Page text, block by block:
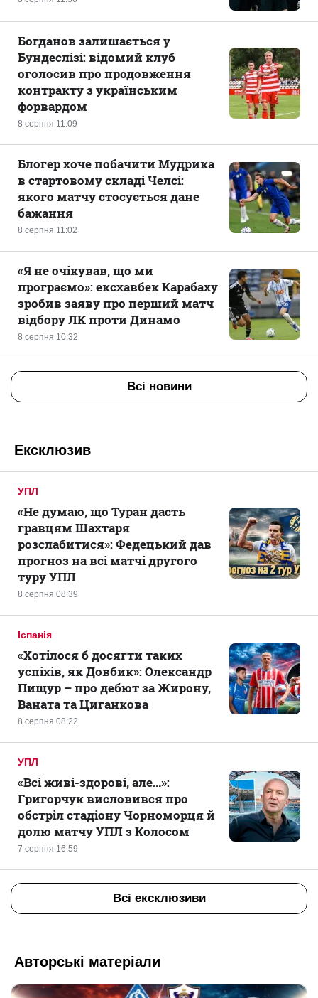
8 серпня 11:09
Богданов залишається у
Бундеслізі: відомий клуб
оголосив про продовження
контракту з українським
форвардом
8 серпня 11:02
Блогер хоче побачити Мудрика
в стартовому складі Челсі:
якого матчу стосується дане
бажання
8 серпня 10:32
«Я не очікував, що ми
програємо»: ексхавбек Карабаху
зробив заяву про перший матч
відбору ЛК проти Динамо
Всі новини
Ексклюзив
УПЛ
8 серпня 08:39
«Не думаю, що Туран дасть
гравцям Шахтаря
розслабитися»: Федецький дав
прогноз на всі матчі другого
туру УПЛ
Іспанія
8 серпня 08:22
«Хотілося б досягти таких
успіхів, як Довбик»: Олександр
Пищур – про дебют за Жирону,
Ваната та Циганкова
УПЛ
7 серпня 16:59
«Всі живі-здорові, але...»:
Григорчук висловився про
обстріл стадіону Чорноморця й
долю матчу УПЛ з Колосом
Всі ексклюзиви
Авторські матеріали